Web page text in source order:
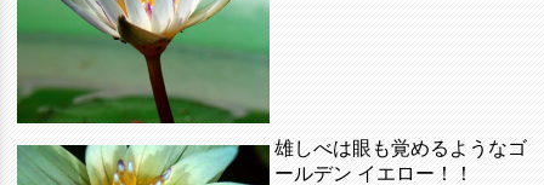
雄しべは眼も覚めるようなゴ
ールデン イエロー！！